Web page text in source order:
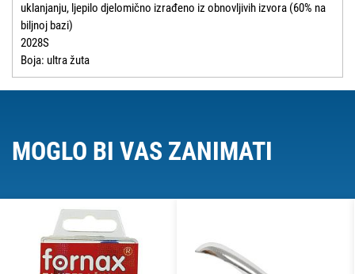
uklanjanju, ljepilo djelomično izrađeno iz obnovljivih izvora (60% na
biljnoj bazi)
2028S
Boja: ultra žuta
MOGLO BI VAS ZANIMATI